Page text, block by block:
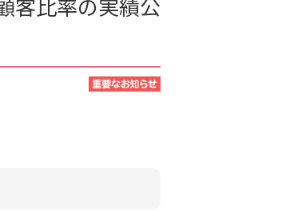
客比率の実績公